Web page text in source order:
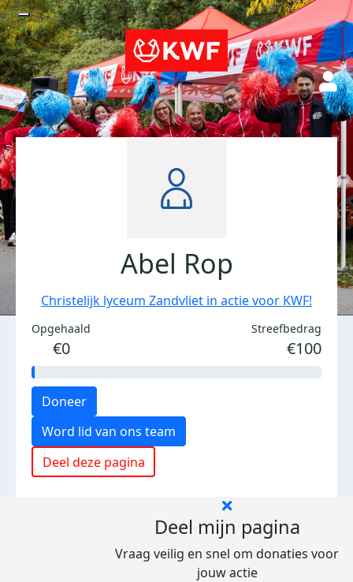
Abel Rop
Christelijk lyceum Zandvliet in actie voor KWF!
Opgehaald
€0
Streefbedrag
€100
Doneer
Word lid van ons team
Deel deze pagina
Deel mijn pagina
Vraag veilig en snel om donaties voor
jouw actie